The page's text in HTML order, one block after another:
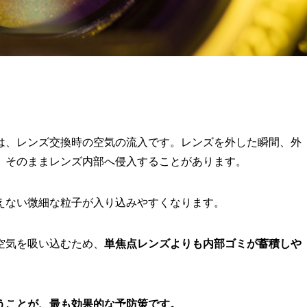
レンズ交換時の空気の流入です。レンズを外した瞬間、外
のままレンズ内部へ侵入することがあります。
い微細な粒子が入り込みやすくなります。
を吸い込むため、 単焦点レンズよりも内部ゴミが蓄積しや
とが、最も効果的な予防策です。